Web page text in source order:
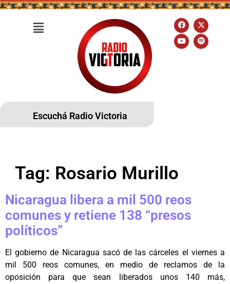
Escuchá Radio Victoria
Tag: Rosario Murillo
Nicaragua libera a mil 500 reos
comunes y retiene 138 “presos
políticos”
El gobierno de Nicaragua sacó de las cárceles el viernes a
mil 500 reos comunes, en medio de reclamos de la
oposición para que sean liberados unos 140 más,